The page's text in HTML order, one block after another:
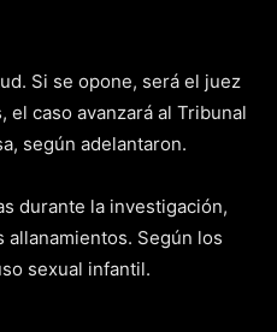
Si se opone, será el juez
caso avanzará al Tribunal
según adelantaron.
durante la investigación,
Según los
sexual infantil.